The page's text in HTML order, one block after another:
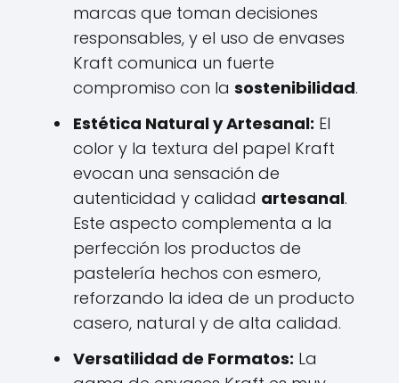
marcas que toman decisiones
responsables, y el uso de envases
Kraft comunica un fuerte
compromiso con la sostenibilidad.
Estética Natural y Artesanal: El
color y la textura del papel Kraft
evocan una sensación de
autenticidad y calidad artesanal.
Este aspecto complementa a la
perfección los productos de
pastelería hechos con esmero,
reforzando la idea de un producto
casero, natural y de alta calidad.
Versatilidad de Formatos: La